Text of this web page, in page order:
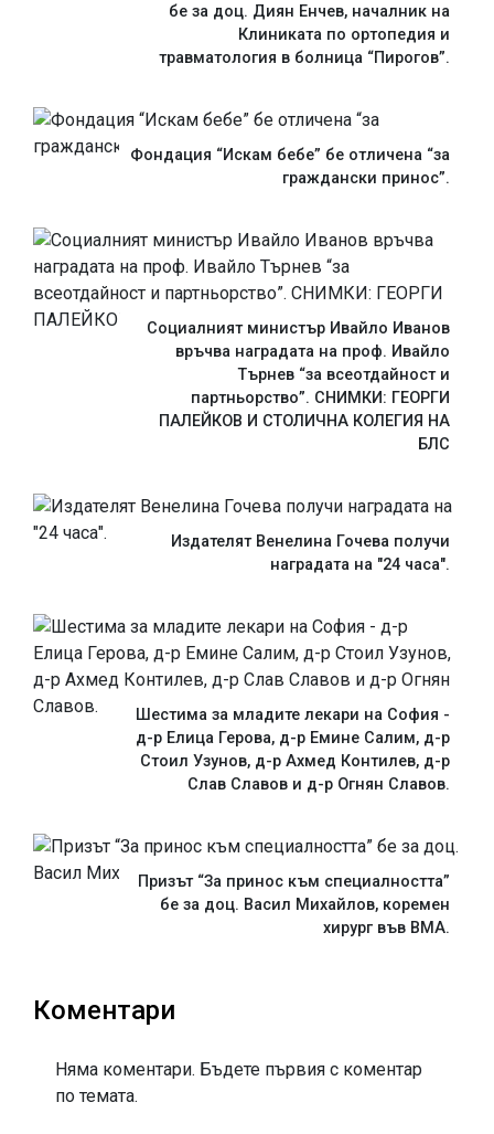
бе за доц. Диян Енчев, началник на
Клиниката по ортопедия и
травматология в болница “Пирогов”.
Фондация “Искам бебе” бе отличена “за
граждански принос”.
Социалният министър Ивайло Иванов
връчва наградата на проф. Ивайло
Търнев “за всеотдайност и
партньорство”. СНИМКИ: ГЕОРГИ
ПАЛЕЙКОВ И СТОЛИЧНА КОЛЕГИЯ НА
БЛС
Издателят Венелина Гочева получи
наградата на "24 часа".
Шестима за младите лекари на София -
д-р Елица Герова, д-р Емине Салим, д-р
Стоил Узунов, д-р Ахмед Контилев, д-р
Слав Славов и д-р Огнян Славов.
Призът “За принос към специалността”
бе за доц. Васил Михайлов, коремен
хирург във ВМА.
Коментари
Няма коментари. Бъдете първия с коментар
по темата.